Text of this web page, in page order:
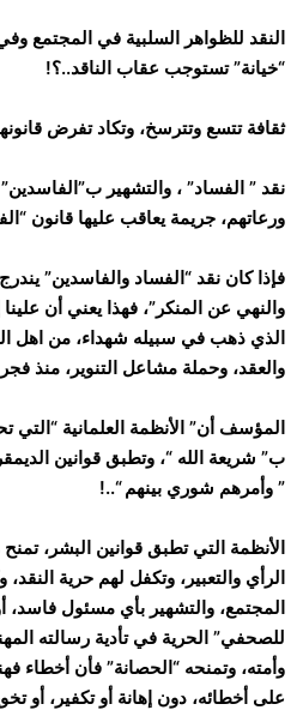
النقد للظواهر السلبية في المجتمع
“خيانة” تستوجب عقاب الناقد..؟!
ثقافة تتسع وتترسخ، وتكاد تفرض
نقد ” الفساد” ، والتشهير
ورعاتهم، جريمة يعاقب عليها قانون
فإذا كان نقد “الفساد والفاسدين”
والنهي عن المنكر”، فهذا يعني أن
الذي ذهب في سبيله شهداء، من اهل
والعقد، وحملة مشاعل التنوير، منذ
المؤسف أن” الأنظمة العلمانية “التي
ب” شريعة الله “، وتطبق قوانين
” وأمرهم شوري بينهم “..!
الأنظمة التي تطبق قوانين البشر،
الرأي والتعبير، وتكفل لهم حرية
المجتمع، والتشهير بأي مسئول فاسد،
للصحفي” الحرية في تأدية رسالته
وأمته، وتمنحه “الحصانة” فأن أخطاء
على أخطائه، دون إهانة أو تكفير، أو